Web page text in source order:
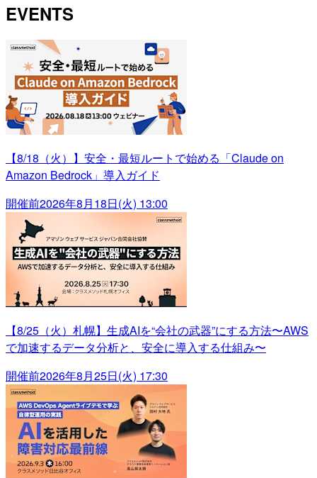
EVENTS
【8/18（火）】安全・最短ルートで始める「Claude on
Amazon Bedrock」導入ガイド
開催前2026年8月18日(火) 13:00
【8/25（火）札幌】生成AIを“会社の武器”にする方法〜AWS
で加速するデータ分析と、安全に導入する仕組み〜
開催前2026年8月25日(火) 17:30